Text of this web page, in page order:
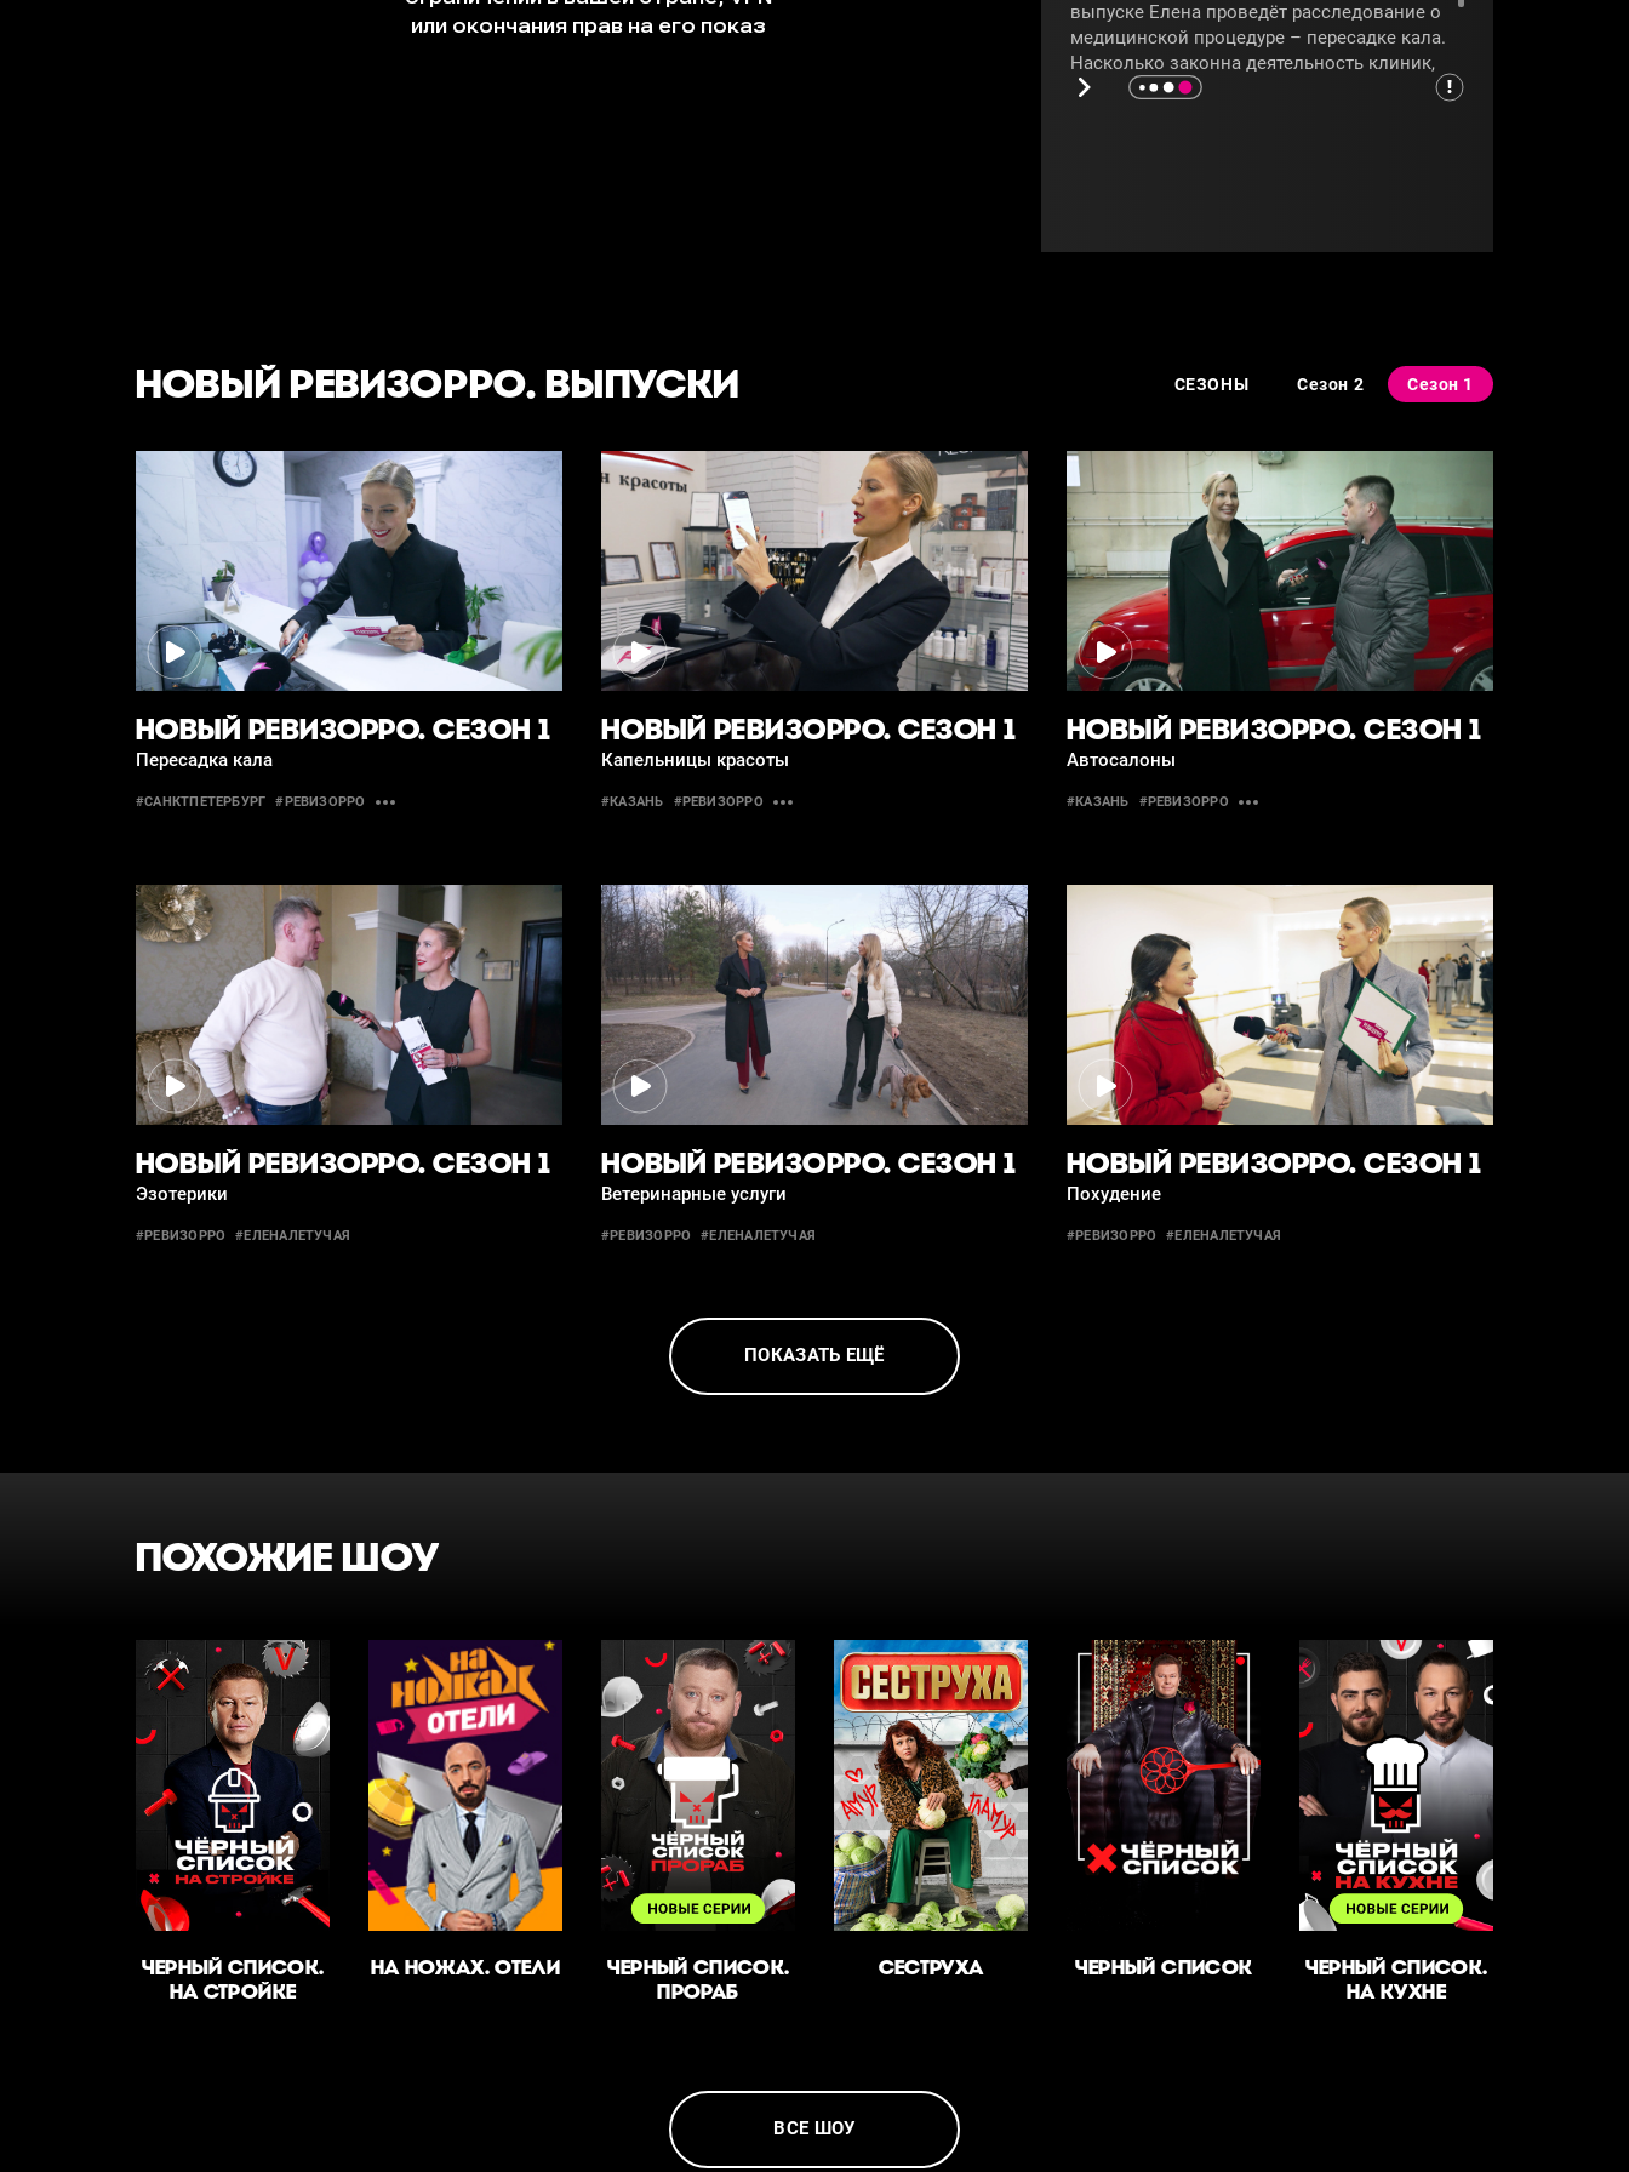
выпуске Елена проведёт расследование о
медицинской процедуре – пересадке кала.
Насколько законна деятельность клиник,
оказывающих данную процедуру? И
НОВЫЙ РЕВИЗОРРО. ВЫПУСКИ СЕЗОНЫ Сезон 2 Сезон 1
НОВЫЙ РЕВИЗОРРО. СЕЗОН 1
Пересадка кала
#САНКТПЕТЕРБУРГ #РЕВИЗОРРО
НОВЫЙ РЕВИЗОРРО. СЕЗОН 1
Капельницы красоты
#КАЗАНЬ #РЕВИЗОРРО
НОВЫЙ РЕВИЗОРРО. СЕЗОН 1
Автосалоны
#КАЗАНЬ #РЕВИЗОРРО
НОВЫЙ РЕВИЗОРРО. СЕЗОН 1
Эзотерики
#РЕВИЗОРРО #ЕЛЕНАЛЕТУЧАЯ
НОВЫЙ РЕВИЗОРРО. СЕЗОН 1
Ветеринарные услуги
#РЕВИЗОРРО #ЕЛЕНАЛЕТУЧАЯ
НОВЫЙ РЕВИЗОРРО. СЕЗОН 1
Похудение
#РЕВИЗОРРО #ЕЛЕНАЛЕТУЧАЯ
ПОКАЗАТЬ ЕЩЁ
ПОХОЖИЕ ШОУ
ЧЕРНЫЙ СПИСОК.
НА СТРОЙКЕ
НА НОЖАХ. ОТЕЛИ
ЧЕРНЫЙ СПИСОК.
ПРОРАБ
СЕСТРУХА ЧЕРНЫЙ СПИСОК
ЧЕРНЫЙ СПИСОК.
НА КУХНЕ
ВСЕ ШОУ